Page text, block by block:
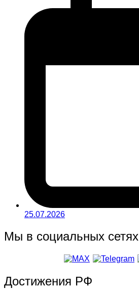
25.07.2026
Мы в социальных сетях
Достижения РФ